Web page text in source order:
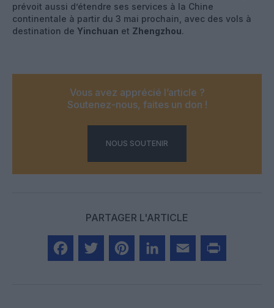
prévoit aussi d’étendre ses services à la Chine
continentale à partir du 3 mai prochain, avec des vols à
destination de Yinchuan et Zhengzhou.
Vous avez apprécié l’article ?
Soutenez-nous, faites un don !
NOUS SOUTENIR
PARTAGER L'ARTICLE